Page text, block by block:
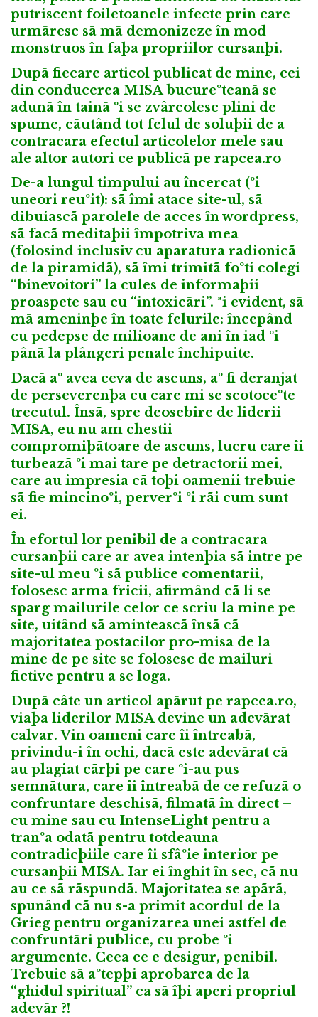
putriscent foiletoanele infecte prin care
urmãresc sã mã demonizeze în mod
monstruos în faþa propriilor cursanþi.
Dupã fiecare articol publicat de mine, cei
din conducerea MISA bucureºteanã se
adunã în tainã ºi se zvârcolesc plini de
spume, cãutând tot felul de soluþii de a
contracara efectul articolelor mele sau
ale altor autori ce publicã pe rapcea.ro
De-a lungul timpului au încercat (ºi
uneori reuºit): sã îmi atace site-ul, sã
dibuiascã parolele de acces în wordpress,
sã facã meditaþii împotriva mea
(folosind inclusiv cu aparatura radionicã
de la piramidã), sã îmi trimitã foºti colegi
“binevoitori” la cules de informaþii
proaspete sau cu “intoxicãri”. ªi evident, sã
mã ameninþe în toate felurile: începând
cu pedepse de milioane de ani în iad ºi
pânã la plângeri penale închipuite.
Dacã aº avea ceva de ascuns, aº fi deranjat
de perseverenþa cu care mi se scotoceºte
trecutul. Însã, spre deosebire de liderii
MISA, eu nu am chestii
compromiþãtoare de ascuns, lucru care îi
turbeazã ºi mai tare pe detractorii mei,
care au impresia cã toþi oamenii trebuie
sã fie mincinoºi, perverºi ºi rãi cum sunt
ei.
În efortul lor penibil de a contracara
cursanþii care ar avea intenþia sã intre pe
site-ul meu ºi sã publice comentarii,
folosesc arma fricii, afirmând cã li se
sparg mailurile celor ce scriu la mine pe
site, uitând sã aminteascã însã cã
majoritatea postacilor pro-misa de la
mine de pe site se folosesc de mailuri
fictive pentru a se loga.
Dupã câte un articol apãrut pe rapcea.ro,
viaþa liderilor MISA devine un adevãrat
calvar. Vin oameni care îi întreabã,
privindu-i în ochi, dacã este adevãrat cã
au plagiat cãrþi pe care ºi-au pus
semnãtura, care îi întreabã de ce refuzã o
confruntare deschisã, filmatã în direct –
cu mine sau cu IntenseLight pentru a
tranºa odatã pentru totdeauna
contradicþiile care îi sfâºie interior pe
cursanþii MISA. Iar ei înghit în sec, cã nu
au ce sã rãspundã. Majoritatea se apãrã,
spunând cã nu s-a primit acordul de la
Grieg pentru organizarea unei astfel de
confruntãri publice, cu probe ºi
argumente. Ceea ce e desigur, penibil.
Trebuie sã aºtepþi aprobarea de la
“ghidul spiritual” ca sã îþi aperi propriul
adevãr ?!